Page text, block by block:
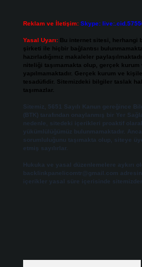
Reklam ve İletişim: Skype:
Yasal Uyarı: Bu internet sitesi, herhangi
şirketi ile hiçbir bağlantısı
hazırladığımız makaleler
niteliği taşımamakta olup, gerçek kurum
yapılmamaktadır. Gerçek kurum ve
tesadüfidir. Sitemizdeki bilgiler taslak
taşımazlar.
Sitemiz, 5651 Sayılı Kanun gereğince
(BTK) tarafından onaylanmış bir Yer
nedenle, sitedeki içerikleri proaktif
yükümlülüğümüz bulunmamaktadır.
sorumluluğunu taşımakta olup, siteye
etmiş sayılırlar.
Hukuka ve yasal düzenlemelere aykırı
backlinkpanelicomtr@gmail.com
içerikler yasal süre içerisinde sitemizden